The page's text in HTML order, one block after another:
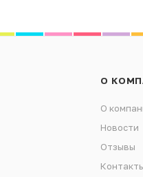
О
О
Новости
Отзывы